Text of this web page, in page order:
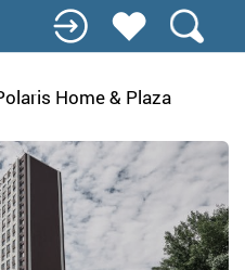
Home & Plaza